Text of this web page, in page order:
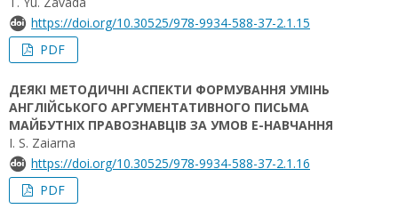
https://doi.org/10.30525/978-9934-588-37-2.1.15
PDF
ДЕЯКІ МЕТОДИЧНІ АСПЕКТИ ФОРМУВАННЯ УМІНЬ
АНГЛІЙСЬКОГО АРГУМЕНТАТИВНОГО ПИСЬМА
МАЙБУТНІХ ПРАВОЗНАВЦІВ ЗА УМОВ Е-НАВЧАННЯ
I. S. Zaiarna
https://doi.org/10.30525/978-9934-588-37-2.1.16
PDF